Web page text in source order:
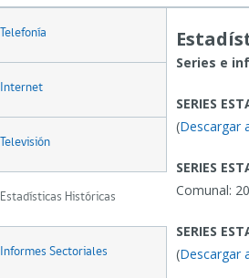
Telefonía
Internet
Televisión
Estadísticas Históricas
Informes Sectoriales
Series e
SERIES
(Descargar
SERIES
Comunal:
SERIES
(Descargar